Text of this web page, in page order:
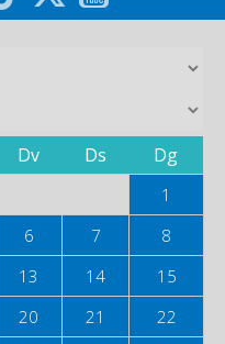
Dv Ds Dg
1
6 7
8
13 14
15
20 21
22